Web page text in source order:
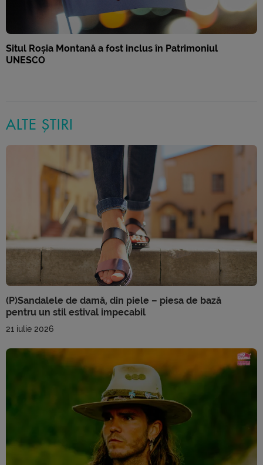
Situl Roșia Montană a fost inclus în Patrimoniul
UNESCO
ALTE ȘTIRI
(P)Sandalele de damă, din piele – piesa de bază
pentru un stil estival impecabil
21 iulie 2026